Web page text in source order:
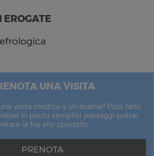
UNA VISITA
visita medica o un esame? Puoi farlo
In pochi semplici passaggi potrai
la fila allo sportello
PRENOTA
EROGATE